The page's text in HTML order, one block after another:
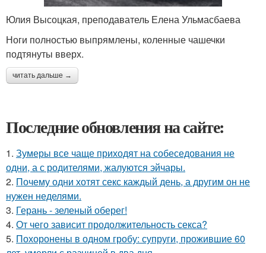
Юлия Высоцкая, преподаватель Елена Ульмасбаева
Ноги полностью выпрямлены, коленные чашечки
подтянуты вверх.
читать дальше →
Последние обновления на сайте:
1. Зумеры все чаще приходят на собеседования не
одни, а с родителями, жалуются эйчары.
2. Почему одни хотят секс каждый день, а другим он не
нужен неделями.
3. Герань - зеленый оберег!
4. От чего зависит продолжительность секса?
5. Похоронены в одном гробу: супруги, прожившие 60